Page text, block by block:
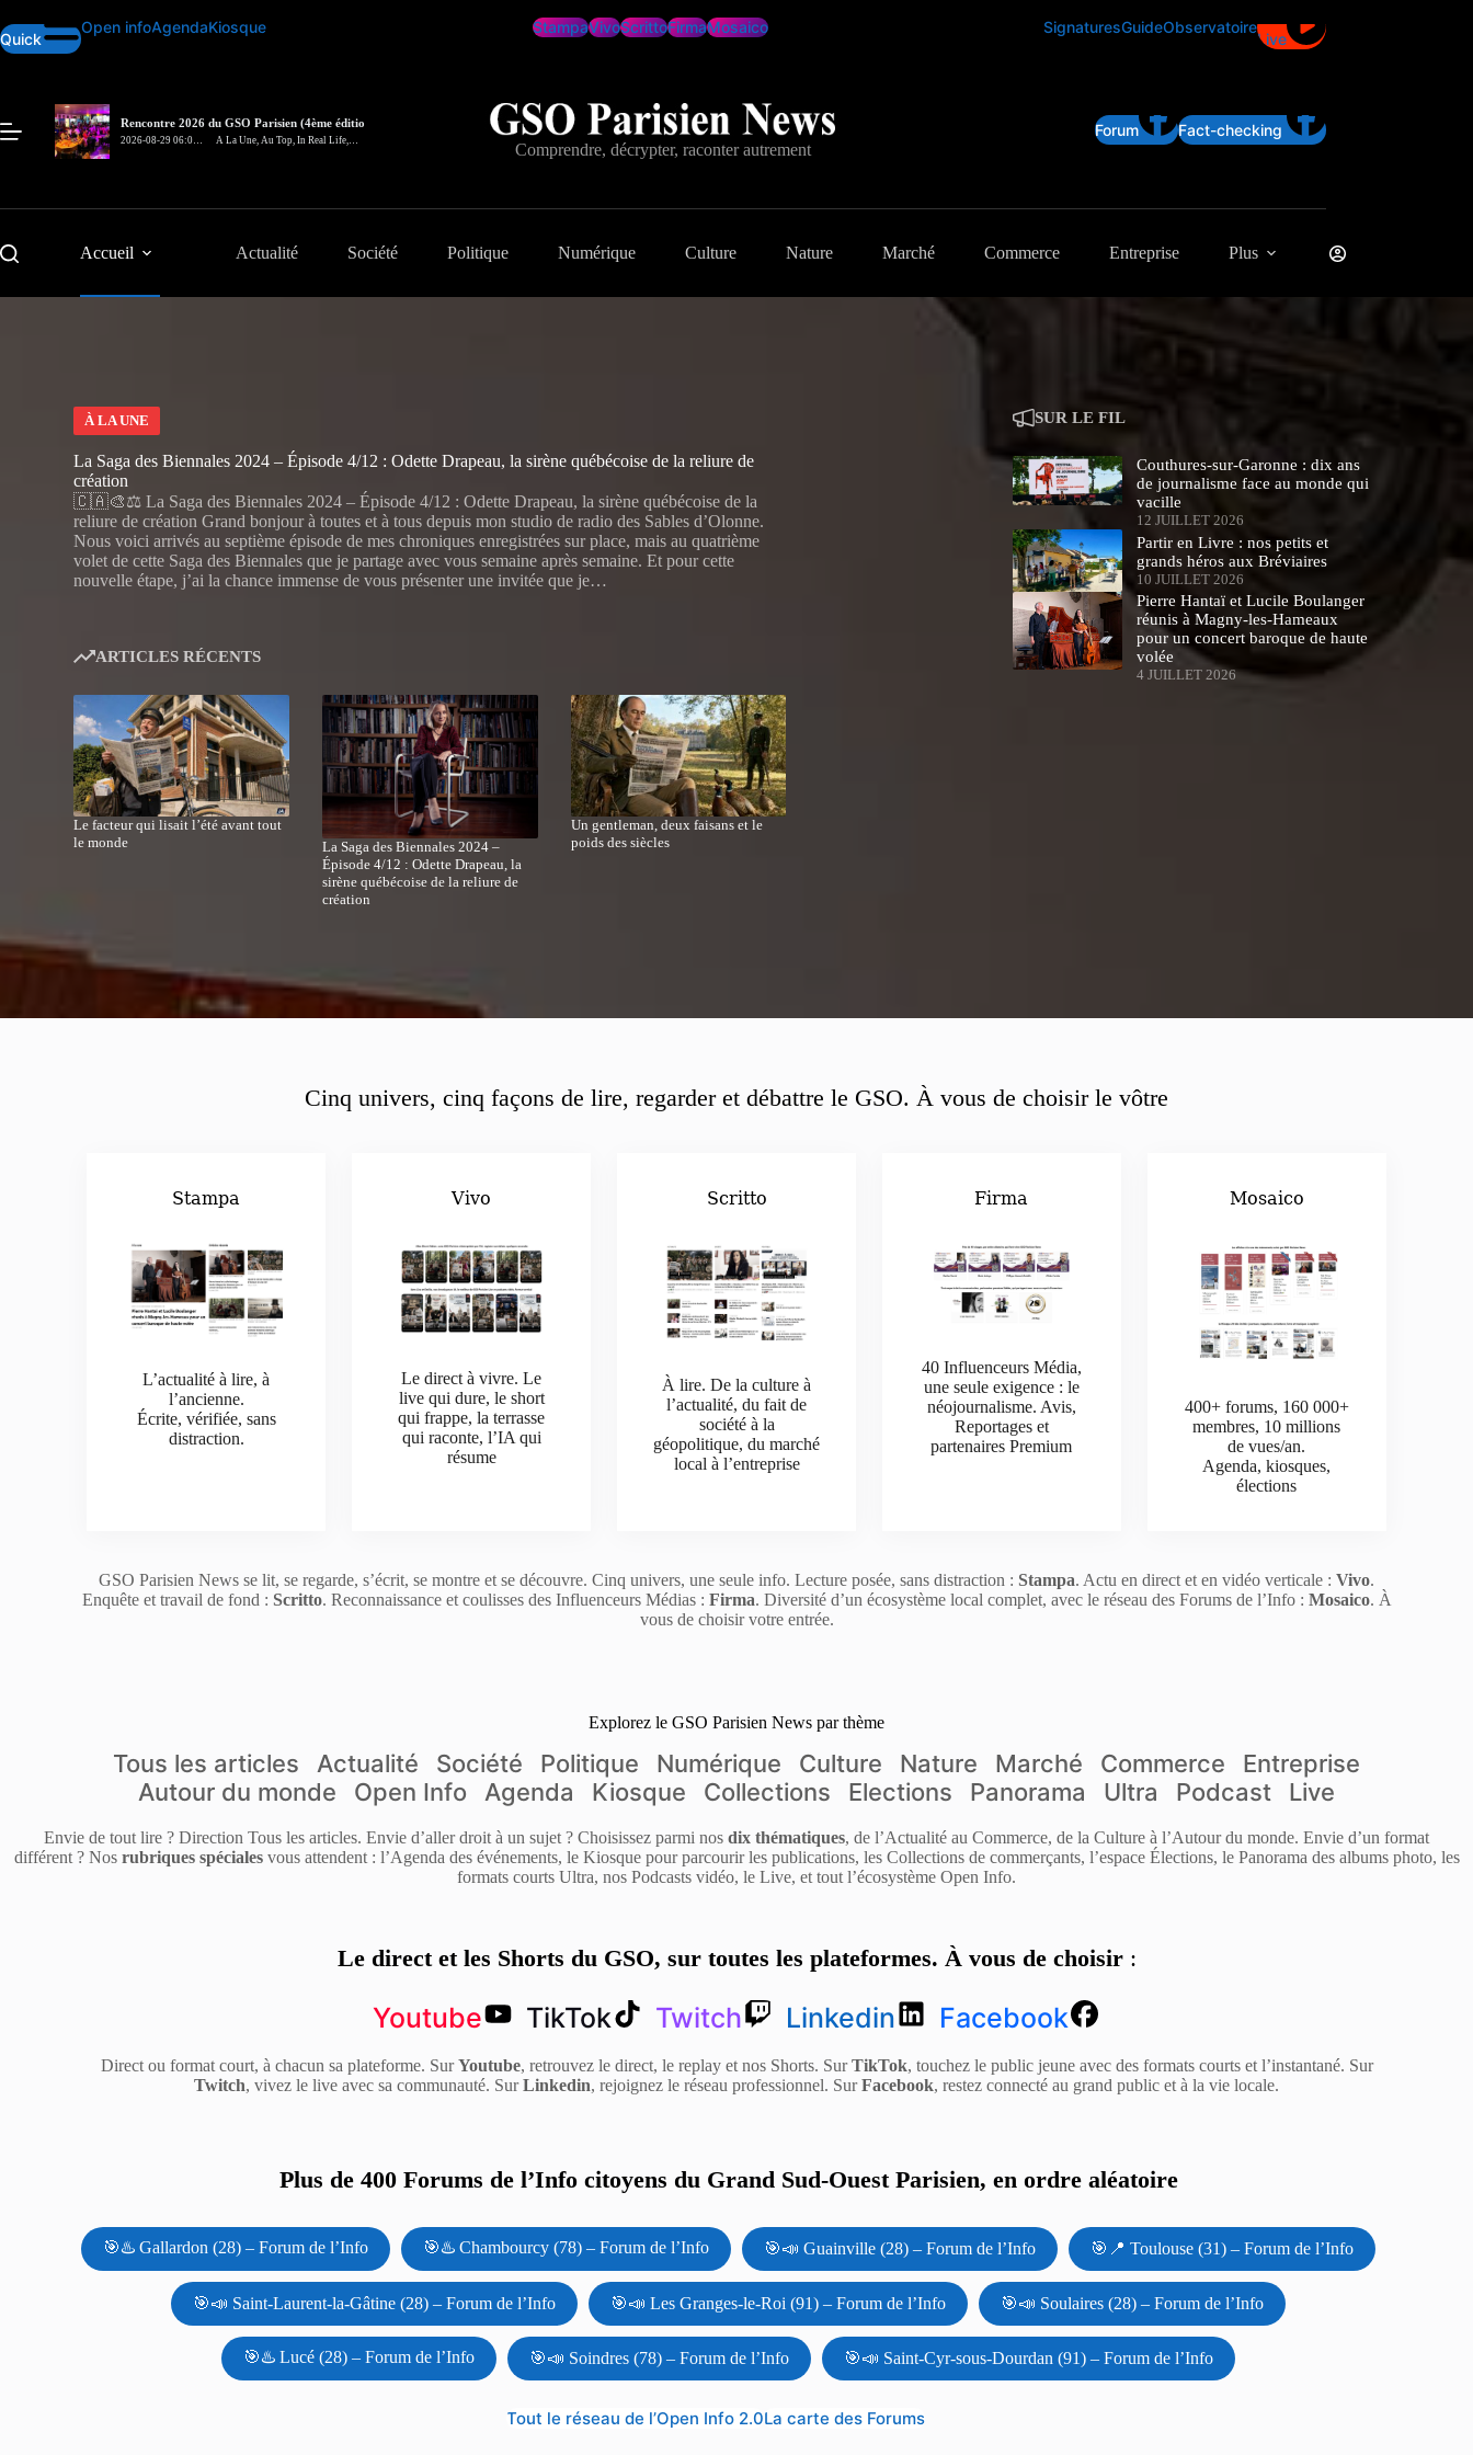
au
contenu
Quick
Open infoAgendaKiosque StampaVivoScrittoFirmaMosaico SignaturesGuideObservatoire
Live
Rencontre 2026 du GSO Parisien (4ème édition)
– In Real Life
2026-08-29 06:00
A La Une,Au Top,In Real Life,
Comprendre, décrypter, raconter autrement
Forum Fact-checking
Accueil Actualité Société Politique Numérique Culture Nature Marché Commerce Entreprise Plus
À LA UNE
La Saga des Biennales 2024 – Épisode 4/12 : Odette Drapeau, la sirène québécoise de la reliure de
création
🇨🇦🎨⚖️ La Saga des Biennales 2024 – Épisode 4/12 : Odette Drapeau, la sirène québécoise de la
reliure de création Grand bonjour à toutes et à tous depuis mon studio de radio des Sables d’Olonne.
Nous voici arrivés au septième épisode de mes chroniques enregistrées sur place, mais au quatrième
volet de cette Saga des Biennales que je partage avec vous semaine après semaine. Et pour cette
nouvelle étape, j’ai la chance immense de vous présenter une invitée que je…
ARTICLES RÉCENTS
Le facteur qui lisait l’été avant tout
le monde
La Saga des Biennales 2024 –
Épisode 4/12 : Odette Drapeau, la
sirène québécoise de la reliure de
création
Un gentleman, deux faisans et le
poids des siècles
SUR LE FIL
Couthures-sur-Garonne : dix ans
de journalisme face au monde qui
vacille
12 JUILLET 2026
Partir en Livre : nos petits et
grands héros aux Bréviaires
10 JUILLET 2026
Pierre Hantaï et Lucile Boulanger
réunis à Magny-les-Hameaux
pour un concert baroque de haute
volée
4 JUILLET 2026
Cinq univers, cinq façons de lire, regarder et débattre le GSO. À vous de choisir le vôtre
Stampa
L’actualité à lire, à
l’ancienne.
Écrite, vérifiée, sans
distraction.
Vivo
Le direct à vivre. Le
live qui dure, le short
qui frappe, la terrasse
qui raconte, l’IA qui
résume
Scritto
À lire. De la culture à
l’actualité, du fait de
société à la
géopolitique, du marché
local à l’entreprise
Firma
40 Influenceurs Média,
une seule exigence : le
néojournalisme. Avis,
Reportages et
partenaires Premium
Mosaico
400+ forums, 160 000+
membres, 10 millions
de vues/an.
Agenda, kiosques,
élections
GSO Parisien News se lit, se regarde, s’écrit, se montre et se découvre. Cinq univers, une seule info. Lecture posée, sans distraction : Stampa. Actu en direct et en vidéo verticale : Vivo.
Enquête et travail de fond : Scritto. Reconnaissance et coulisses des Influenceurs Médias : Firma. Diversité d’un écosystème local complet, avec le réseau des Forums de l’Info : Mosaico. À
vous de choisir votre entrée.
Explorez le GSO Parisien News par thème
Tous les articles Actualité Société Politique Numérique Culture Nature Marché Commerce
Entreprise
Autour du monde
Open Info Agenda Kiosque Collections Elections Panorama Ultra Podcast Live
Envie de tout lire ? Direction Tous les articles. Envie d’aller droit à un sujet ? Choisissez parmi nos dix thématiques, de l’Actualité au Commerce, de la Culture à l’Autour du monde. Envie d’un format
différent ? Nos rubriques spécialesvous attendent : l’Agenda des événements, le Kiosque pour parcourir les publications, les Collections de commerçants, l’espace Élections, le Panorama des albums photo, les
formats courts Ultra, nos Podcasts vidéo, le Live, et tout l’écosystème Open Info.
Le direct et les Shorts du GSO, sur toutes les plateformes. À vous de choisir:
Youtube TikTok Twitch Linkedin Facebook
Direct ou format court, à chacun sa plateforme. SurYoutube, retrouvez le direct, le replay et nos Shorts. SurTikTok, touchez le public jeune avec des formats courts et l’instantané. Sur
Twitch, vivez le live avec sa communauté. SurLinkedin, rejoignez le réseau professionnel. SurFacebook, restez connecté au grand public et à la vie locale.
Plus de 400 Forums de l’Info citoyens du Grand Sud-Ouest Parisien, en ordre aléatoire
🎯♨️ Gallardon (28) – Forum de l’Info 🎯♨️ Chambourcy (78) – Forum de l’Info 🎯📣 Guainville (28) – Forum de l’Info 🎯📍 Toulouse (31) – Forum de l’Info
🎯📣 Saint-Laurent-la-Gâtine (28) – Forum de l’Info 🎯📣 Les Granges-le-Roi (91) – Forum de l’Info 🎯📣 Soulaires (28) – Forum de l’Info
🎯♨️ Lucé (28) – Forum de l’Info 🎯📣 Soindres (78) – Forum de l’Info 🎯📣 Saint-Cyr-sous-Dourdan (91) – Forum de l’Info
Tout le réseau de l’Open Info 2.0La carte des Forums